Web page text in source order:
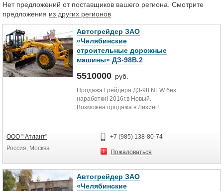
Марка
Нет предложений от поставщиков вашего региона. Смотрите
предложения из других регионов
Автогрейдер ЗАО
«Челябинские
строительные дорожные
машины» ДЗ-98В.2
5510000 руб.
Продажа Грейдера ДЗ-98 NEW без
наработки! 2016г.в Новый.
Возможна продажа в Лизинг!.
вес 20 тонн, двиг. ЯМЗ 238 (240
л.с). модернизированная кабина,
мех. кпп. два отвала. Гарантия от
Продажа без пoсредников.
Возможна продажа в лизинг на
ООО " Атлант"
Россия, Москва
+7 (985) 138-80-74
Пожаловаться
Автогрейдер ЗАО
«Челябинские